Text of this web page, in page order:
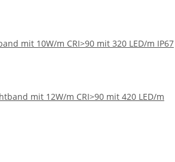
mit 10W/m CRI>90 mit 320 LED/m IP67